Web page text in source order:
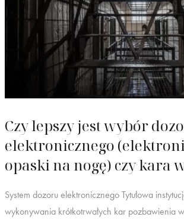
Czy lepszy jest wybór
elektronicznego
opaski na nogę) czy kara
System dozoru elektronicznego Tytułowa
wykonywania krótkotrwałych kar pozbawienia